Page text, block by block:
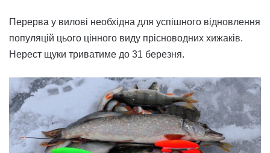
Перерва у вилові необхідна для успішного відновлення
популяцій цього цінного виду прісноводних хижаків.
Нерест щуки триватиме до 31 березня.